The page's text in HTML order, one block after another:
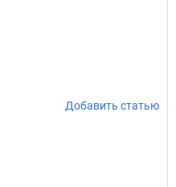
Добавить статью